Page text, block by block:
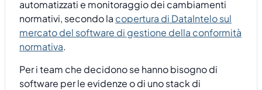
automatizzati e monitoraggio dei cambiamenti
normativi, secondo la copertura di DataIntelo sul
mercato del software di gestione della conformità
normativa.
Per i team che decidono se hanno bisogno di
software per le evidenze o di uno stack di